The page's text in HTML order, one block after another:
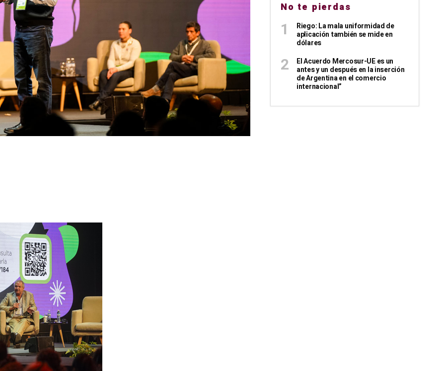
No te pierdas
Riego: La mala uniformidad de
aplicación también se mide en
dólares
El Acuerdo Mercosur-UE es un
antes y un después en la inserción
de Argentina en el comercio
internacional”